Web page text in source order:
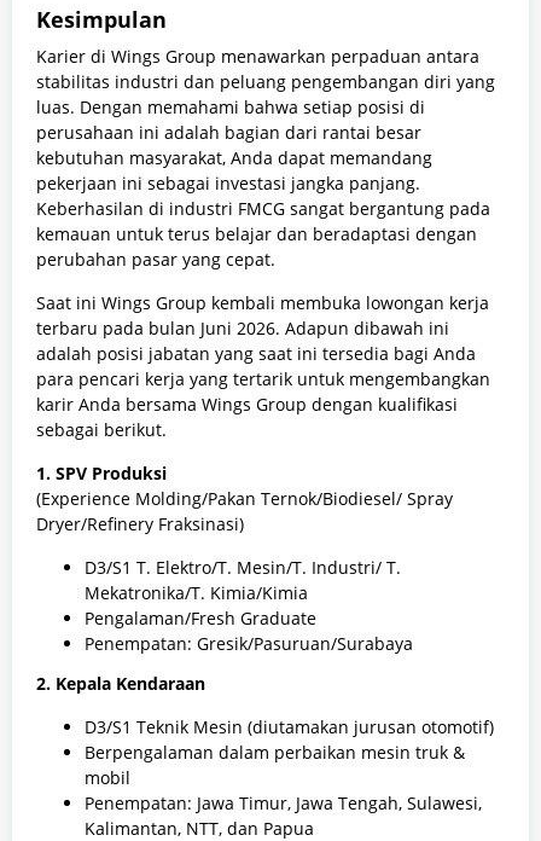
Kesimpulan
Karier di Wings Group menawarkan perpaduan antara
stabilitas industri dan peluang pengembangan diri yang
luas. Dengan memahami bahwa setiap posisi di
perusahaan ini adalah bagian dari rantai besar
kebutuhan masyarakat, Anda dapat memandang
pekerjaan ini sebagai investasi jangka panjang.
Keberhasilan di industri FMCG sangat bergantung pada
kemauan untuk terus belajar dan beradaptasi dengan
perubahan pasar yang cepat.
Saat ini Wings Group kembali membuka lowongan kerja
terbaru pada bulan Juni 2026. Adapun dibawah ini
adalah posisi jabatan yang saat ini tersedia bagi Anda
para pencari kerja yang tertarik untuk mengembangkan
karir Anda bersama Wings Group dengan kualifikasi
sebagai berikut.
1. SPV Produksi
(Experience Molding/Pakan Ternok/Biodiesel/ Spray
Dryer/Refinery Fraksinasi)
D3/S1 T. Elektro/T. Mesin/T. Industri/ T.
Mekatronika/T. Kimia/Kimia
Pengalaman/Fresh Graduate
Penempatan: Gresik/Pasuruan/Surabaya
2. Kepala Kendaraan
D3/S1 Teknik Mesin (diutamakan jurusan otomotif)
Berpengalaman dalam perbaikan mesin truk &
mobil
Penempatan: Jawa Timur, Jawa Tengah, Sulawesi,
Kalimantan, NTT, dan Papua